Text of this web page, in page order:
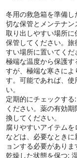
冬用の救急箱を準備
切な保管とメンテナン
取り出しやすい場所
保管してください。
すい場所に置いてくだ
極端な温度から保護
すが、極端な寒さに
す。可能であれば、
い。
定期的にチェックす
ください。薬の有効
換してください。
腐りやすいアイテム
などは、必要なとき
ョンする必要がありま
乾燥した状態を保つ: